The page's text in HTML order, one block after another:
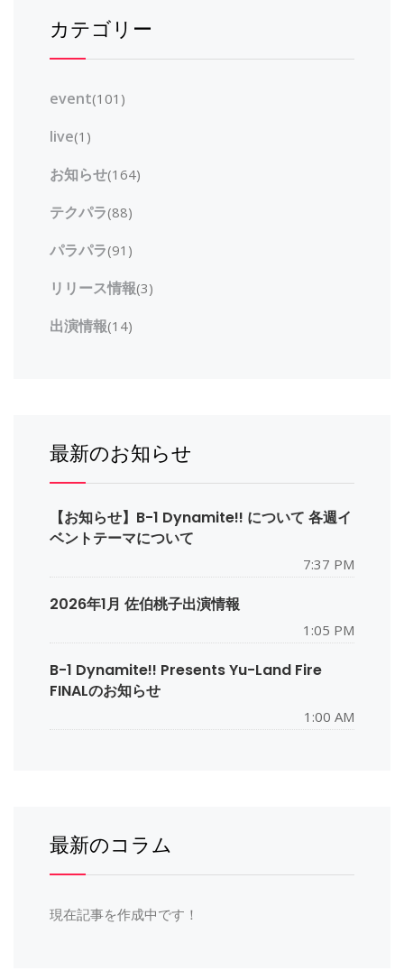
カテゴリー
event(101)
live(1)
お知らせ(164)
テクパラ(88)
パラパラ(91)
リリース情報(3)
出演情報(14)
最新のお知らせ
【お知らせ】B-1 Dynamite!! について 各週イ
ベントテーマについて
7:37 PM
2026年1月 佐伯桃子出演情報
1:05 PM
B-1 Dynamite!! Presents Yu-Land Fire
FINALのお知らせ
1:00 AM
最新のコラム
現在記事を作成中です！